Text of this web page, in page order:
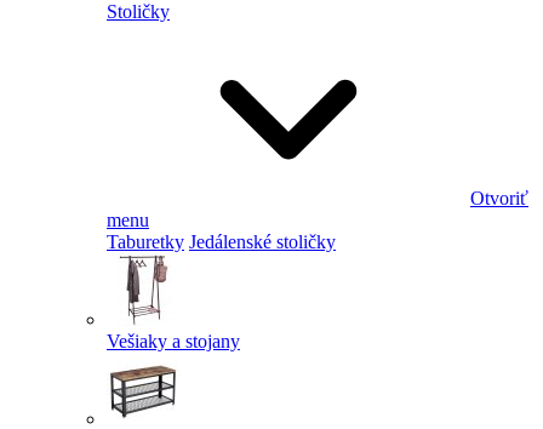
Stoličky
Otvoriť
menu
Taburetky Jedálenské stoličky
Vešiaky a stojany